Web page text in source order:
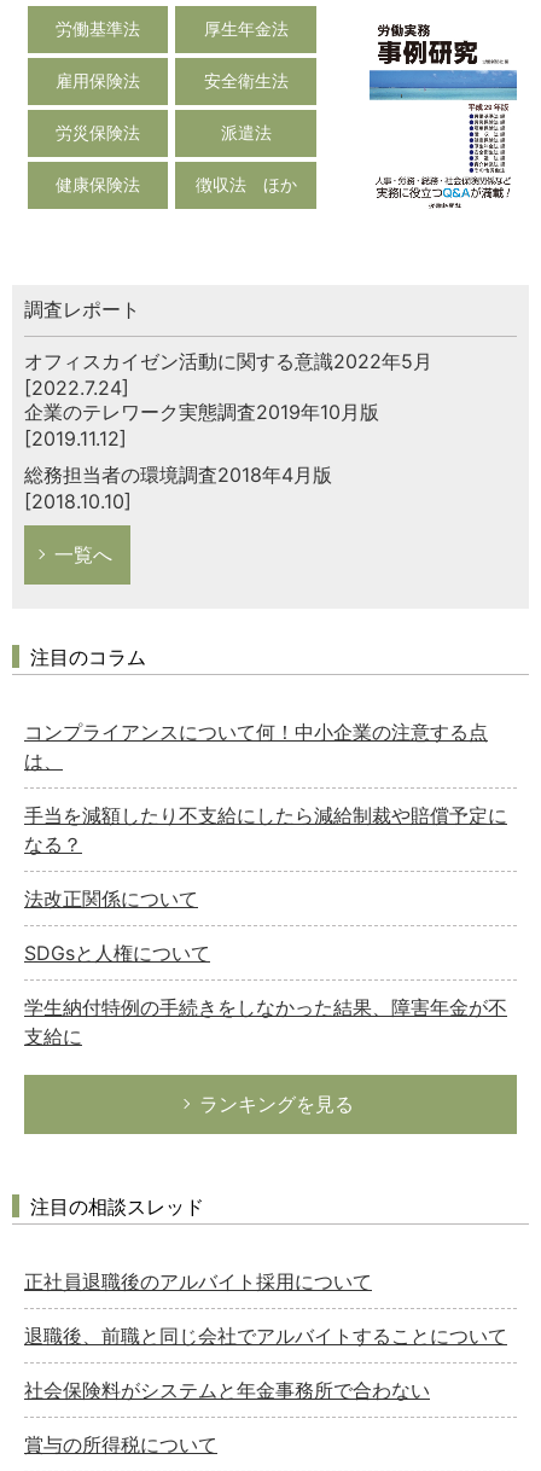
労働基準法 厚生年金法
雇用保険法 安全衛生法
労災保険法 派遣法
健康保険法 徴収法 ほか
調査レポート
オフィスカイゼン活動に関する意識2022年5月
[2022.7.24]
企業のテレワーク実態調査2019年10月版
[2019.11.12]
総務担当者の環境調査2018年4月版
[2018.10.10]
一覧へ
注目のコラム
コンプライアンスについて何！中小企業の注意する点
は、
手当を減額したり不支給にしたら減給制裁や賠償予定に
なる？
法改正関係について
SDGsと人権について
学生納付特例の手続きをしなかった結果、障害年金が不
支給に
ランキングを見る
注目の相談スレッド
正社員退職後のアルバイト採用について
退職後、前職と同じ会社でアルバイトすることについて
社会保険料がシステムと年金事務所で合わない
賞与の所得税について